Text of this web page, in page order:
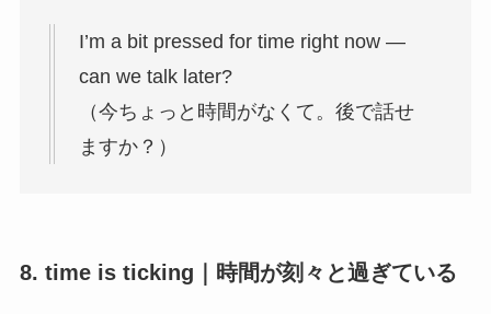
I’m a bit pressed for time right now —
can we talk later?
（今ちょっと時間がなくて。後で話せ
ますか？）
8. time is ticking｜時間が刻々と過ぎている